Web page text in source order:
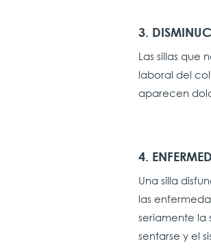
3.
Las sillas que
laboral del
aparecen
4.
Una silla
las
seriamente la
sentarse y el